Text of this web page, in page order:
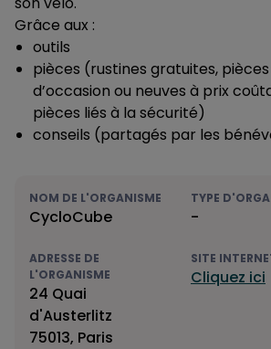
Grâce aux :
outils
pièces (rustines gratuites,
d’occasion ou neuves à prix
pièces liés à la sécurité)
conseils (partagés par les
NOM DE L'ORGANISME
CycloCube
TYPE
-
ADRESSE DE
L'ORGANISME
24 Quai
d'Austerlitz
75013, Paris
SITE
Cliquez ici